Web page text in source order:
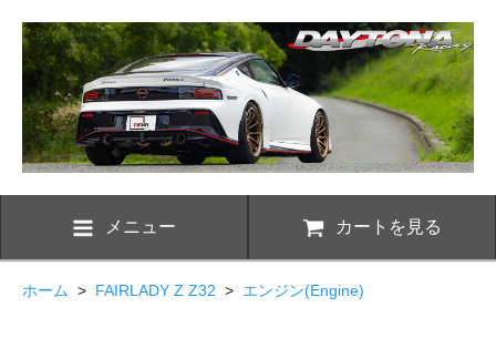
メニュー カートを見る
ホーム > FAIRLADY Z Z32 > エンジン(Engine)